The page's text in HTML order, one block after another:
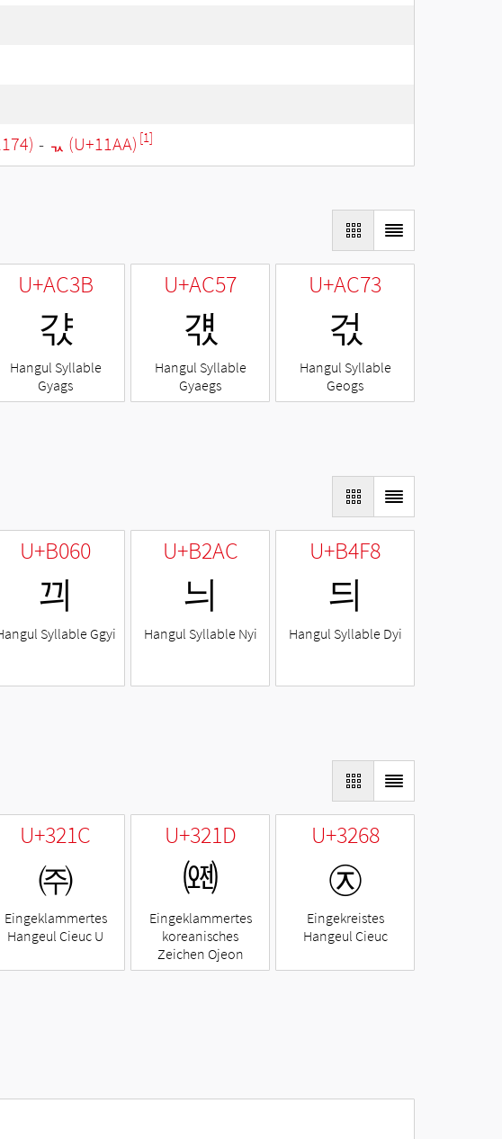
- ᆪ (U+11AA) [1]
U+AC3B
갻
Hangul Syllable
Gyags
U+AC57
걗
Hangul Syllable
Gyaegs
U+AC73
걳
Hangul Syllable
Geogs
U+B060
끠
Syllable Ggyi
U+B2AC
늬
Hangul Syllable Nyi
U+B4F8
듸
Hangul Syllable Dyi
U+321C
㈜
Eingeklammertes
Hangeul Cieuc U
U+321D
㈝
Eingeklammertes
koreanisches
Zeichen Ojeon
U+3268
㉨
Eingekreistes
Hangeul Cieuc